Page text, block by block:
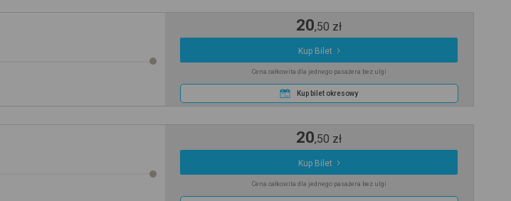
20,50 zł
Kup Bilet
Cena całkowita dla jednego pasażera bez ulgi
Kup bilet okresowy
20,50 zł
Kup Bilet
Cena całkowita dla jednego pasażera bez ulgi